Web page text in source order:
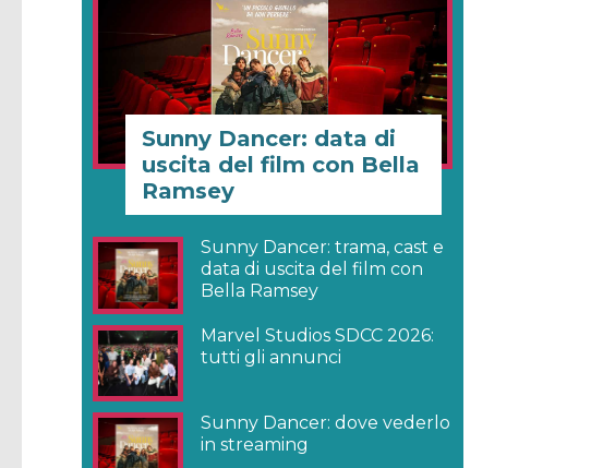
Sunny Dancer: data di
uscita del film con Bella
Ramsey
Sunny Dancer: trama, cast e
data di uscita del film con
Bella Ramsey
Marvel Studios SDCC 2026:
tutti gli annunci
Sunny Dancer: dove vederlo
in streaming